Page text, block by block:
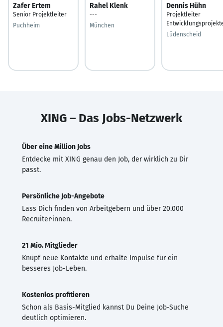
Zafer Ertem
Senior Projektleiter
Puchheim
Rahel Klenk
---
München
Dennis Hühn
Projektleiter
Lüdenscheid
XING – Das Jobs-Netzwerk
Über eine Million Jobs
Entdecke mit XING genau den Job, der wirklich zu Dir
passt.
Persönliche Job-Angebote
Lass Dich finden von Arbeitgebern und über 20.000
Recruiter·innen.
21 Mio. Mitglieder
Knüpf neue Kontakte und erhalte Impulse für ein
besseres Job-Leben.
Kostenlos profitieren
Schon als Basis-Mitglied kannst Du Deine Job-Suche
deutlich optimieren.